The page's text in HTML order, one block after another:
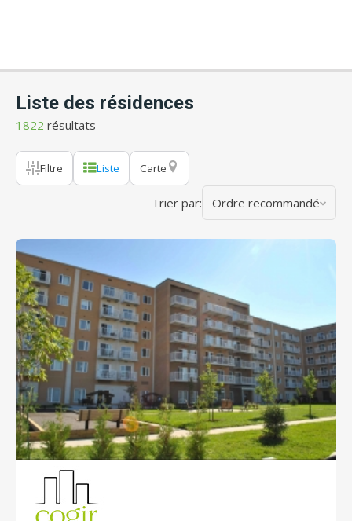
Liste des résidences
1822 résultats
Filtre Liste Carte
Trier par: Ordre recommandé